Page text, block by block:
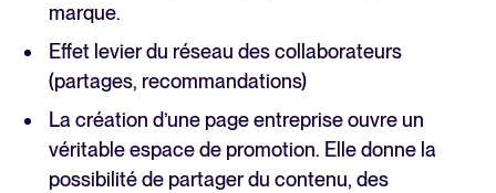
marque.
Effet levier du réseau des collaborateurs
(partages, recommandations)
La création d’une page entreprise ouvre un
véritable espace de promotion. Elle donne la
possibilité de partager du contenu, des